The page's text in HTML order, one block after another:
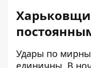
Удары по
единичны. В